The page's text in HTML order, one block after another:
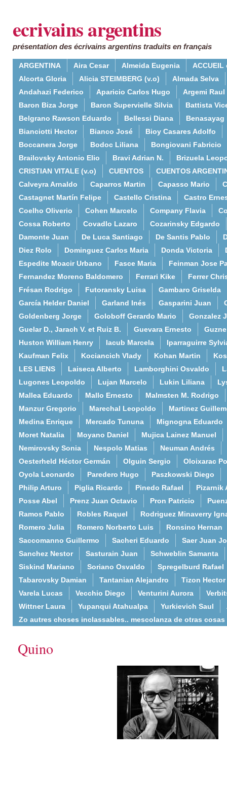
ecrivains argentins
présentation des écrivains argentins traduits en français
ARGENTINA Aira Cesar Almeida Eugenia
ACCUEIL
Alcorta Gloria
Alicia STEIMBERG (v.o)
Almada Selva
Andahazi Federico
Aparicio Carlos Hugo
Argemi Raul
Baron Biza Jorge
Baron Supervielle Silvia
Battista
Belgrano Rawson Eduardo
Bellessi Diana
Benasayag
Bianciotti Hector
Bianco José
Bioy Casares Adolfo
Boccanera Jorge
Bodoc Liliana
Bongiovani Fabricio
Brailovsky Antonio Elio
Bravi Adrian N.
Brizuela
CRISTIAN VITALE (v.o)
CUENTOS
CUENTOS
Calveyra Arnaldo
Caparros Martin Capasso Mario
Castagnet Martín Felipe
Castello Cristina
Castro
Coelho Oliverio
Cohen Marcelo Company Flavia
Cossa Roberto
Covadlo Lazaro
Cozarinsky Edgardo
Damonte Juan
De Luca Santiago De Santis Pablo
Diez Rolo
Dominguez Carlos Maria Donda Victoria
Espedite Moacir Urbano
Fasce Maria
Feinman Jose
Fernandez Moreno Baldomero
Ferrari Kike
Ferrer
Frésan Rodrigo
Futoransky Luisa
Gambaro Griselda
García Helder Daniel
Garland Inés Gasparini Juan
Goldenberg Jorge
Goloboff Gerardo Mario
Gonzalez
Guelar D., Jarach V. et Ruiz B.
Guevara Ernesto
Huston William Henry
Iacub Marcela
Iparraguirre
Kaufman Felix
Kociancich Vlady Kohan Martin
LES LIENS
Laiseca Alberto Lamborghini Osvaldo
Lugones Leopoldo
Lujan Marcelo Lukin Liliana
Mallea Eduardo
Mallo Ernesto
Malmsten M. Rodrigo
Manzur Gregorio
Marechal Leopoldo
Martinez
Medina Enrique
Mercado Tununa
Mignogna Eduardo
Moret Natalia
Moyano Daniel
Mujica Lainez Manuel
Nemirovsky Sonia
Nespolo Matias
Neuman Andrés
Oesterheld Héctor Germán
Olguin Sergio
Oloixarac
Oyola Leonardo
Paredero Hugo
Paszkowski Diego
Philip Arturo
Piglia Ricardo Pinedo Rafael
Pizarnik
Posse Abel
Prenz Juan Octavio Pron Patricio
Ramos Pablo
Robles Raquel
Rodriguez Minaverry
Romero Julia
Romero Norberto Luis
Ronsino Hernan
Saccomanno Guillermo
Sacheri Eduardo
Saer Juan
Sanchez Nestor
Sasturain Juan
Schweblin Samanta
Siskind Mariano
Soriano Osvaldo
Spregelburd Rafael
Tabarovsky Damian
Tantanian Alejandro
Tizon Hector
Varela Lucas
Vecchio Diego Venturini Aurora
Wittner Laura
Yupanqui Atahualpa Yurkievich Saul
Zo autres choses inclassables.. mescolanza de otras cosas
Quino